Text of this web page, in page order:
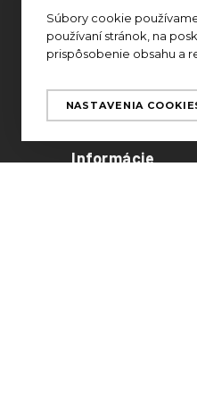
E-shop
Muži
Ženy
Deti
Informácie
Súbory cookie
používaní stránok, na
prispôsobenie obsahu a
NASTAVENIA